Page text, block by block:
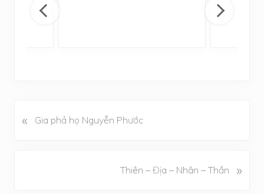
B
« Gia phả họ Nguyễn Phước
Thiên – Địa – Nhân – Thần »